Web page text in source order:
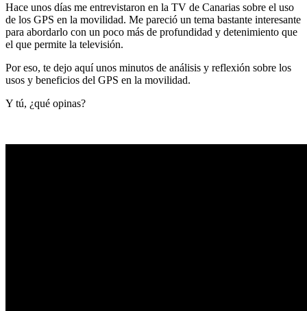
Hace unos días me entrevistaron en la TV de Canarias sobre el uso
de los GPS en la movilidad. Me pareció un tema bastante interesante
para abordarlo con un poco más de profundidad y detenimiento que
el que permite la televisión.
Por eso, te dejo aquí unos minutos de análisis y reflexión sobre los
usos y beneficios del GPS en la movilidad.
Y tú, ¿qué opinas?